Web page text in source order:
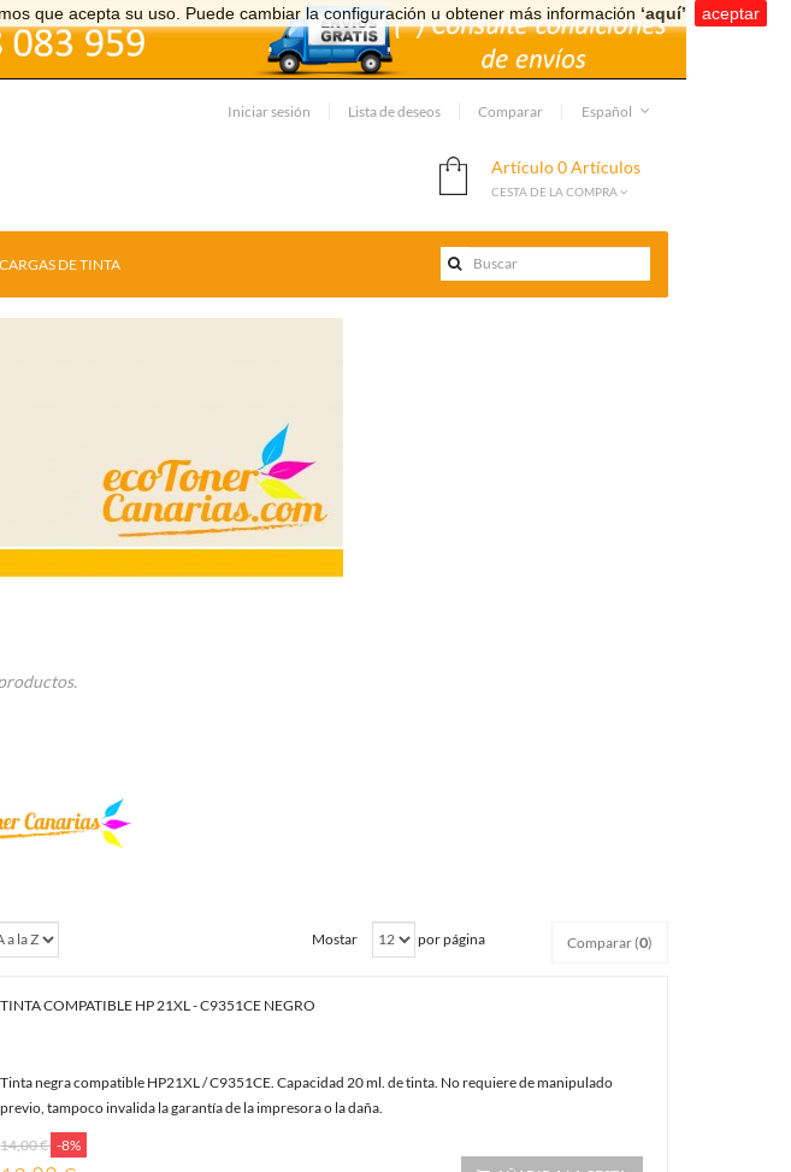
que acepta su uso. Puede cambiar la configuración u obtener más información ‘aquí’ aceptar
Español
Iniciar sesión Lista de deseos Comparar
Artículo0 Artículos
CESTA DE LA COMPRA
DE TINTA
Mostar por página Comparar (0)
TINTA COMPATIBLE HP 21XL - C9351CE NEGRO
Tinta negra compatible HP21XL / C9351CE. Capacidad 20 ml. de tinta. No requiere de manipulado
previo, tampoco invalida la garantía de la impresora o la daña.
14,00 € -8%